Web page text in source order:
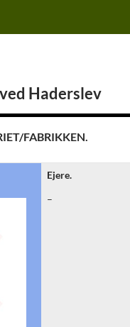
Haderslev
FABRIKKEN.
Ejere.
–